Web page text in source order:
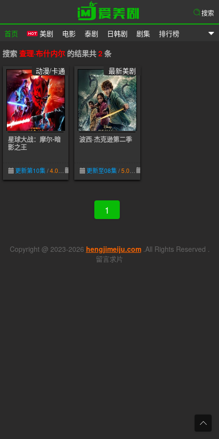
爱美剧
首页 美剧 电影 泰剧 日韩剧 剧集 排行榜
搜索
搜索查理·布什内尔 的结果共2条
动漫/卡通
星球大战：摩尔-暗
影之王
更新第10集/4.0 05-06
最新美剧
波西·杰克逊第二季
更新至08集/5.0
1
Copyright @ 2023-2026 hengjimeiju.com.All Rights Reserved .
留言求片